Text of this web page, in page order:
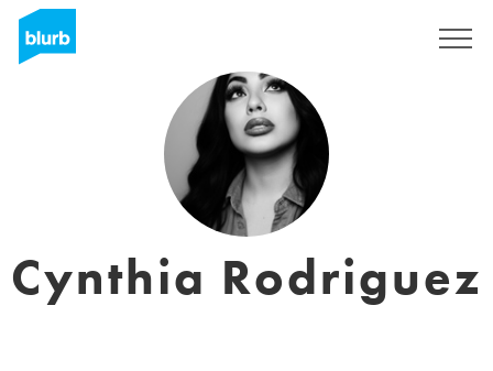
Cynthia Rodriguez